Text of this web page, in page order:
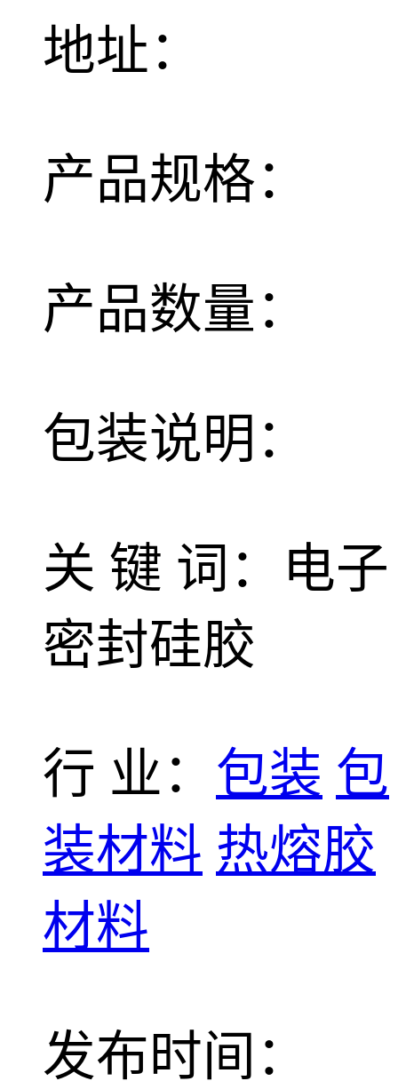
地址：
产品规格：
产品数量：
包装说明：
关 键 词：电子
密封硅胶
行 业： 包装 包
装材料 热熔胶
材料
发布时间：